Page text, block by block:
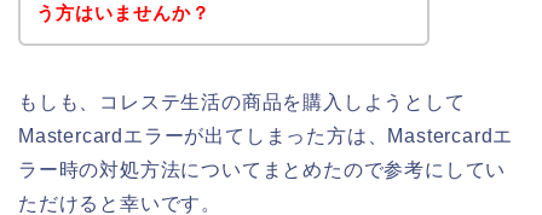
う方はいませんか？
もしも、コレステ生活の商品を購入しようとして
Mastercardエラーが出てしまった方は、Mastercardエ
ラー時の対処方法についてまとめたので参考にしてい
ただけると幸いです。